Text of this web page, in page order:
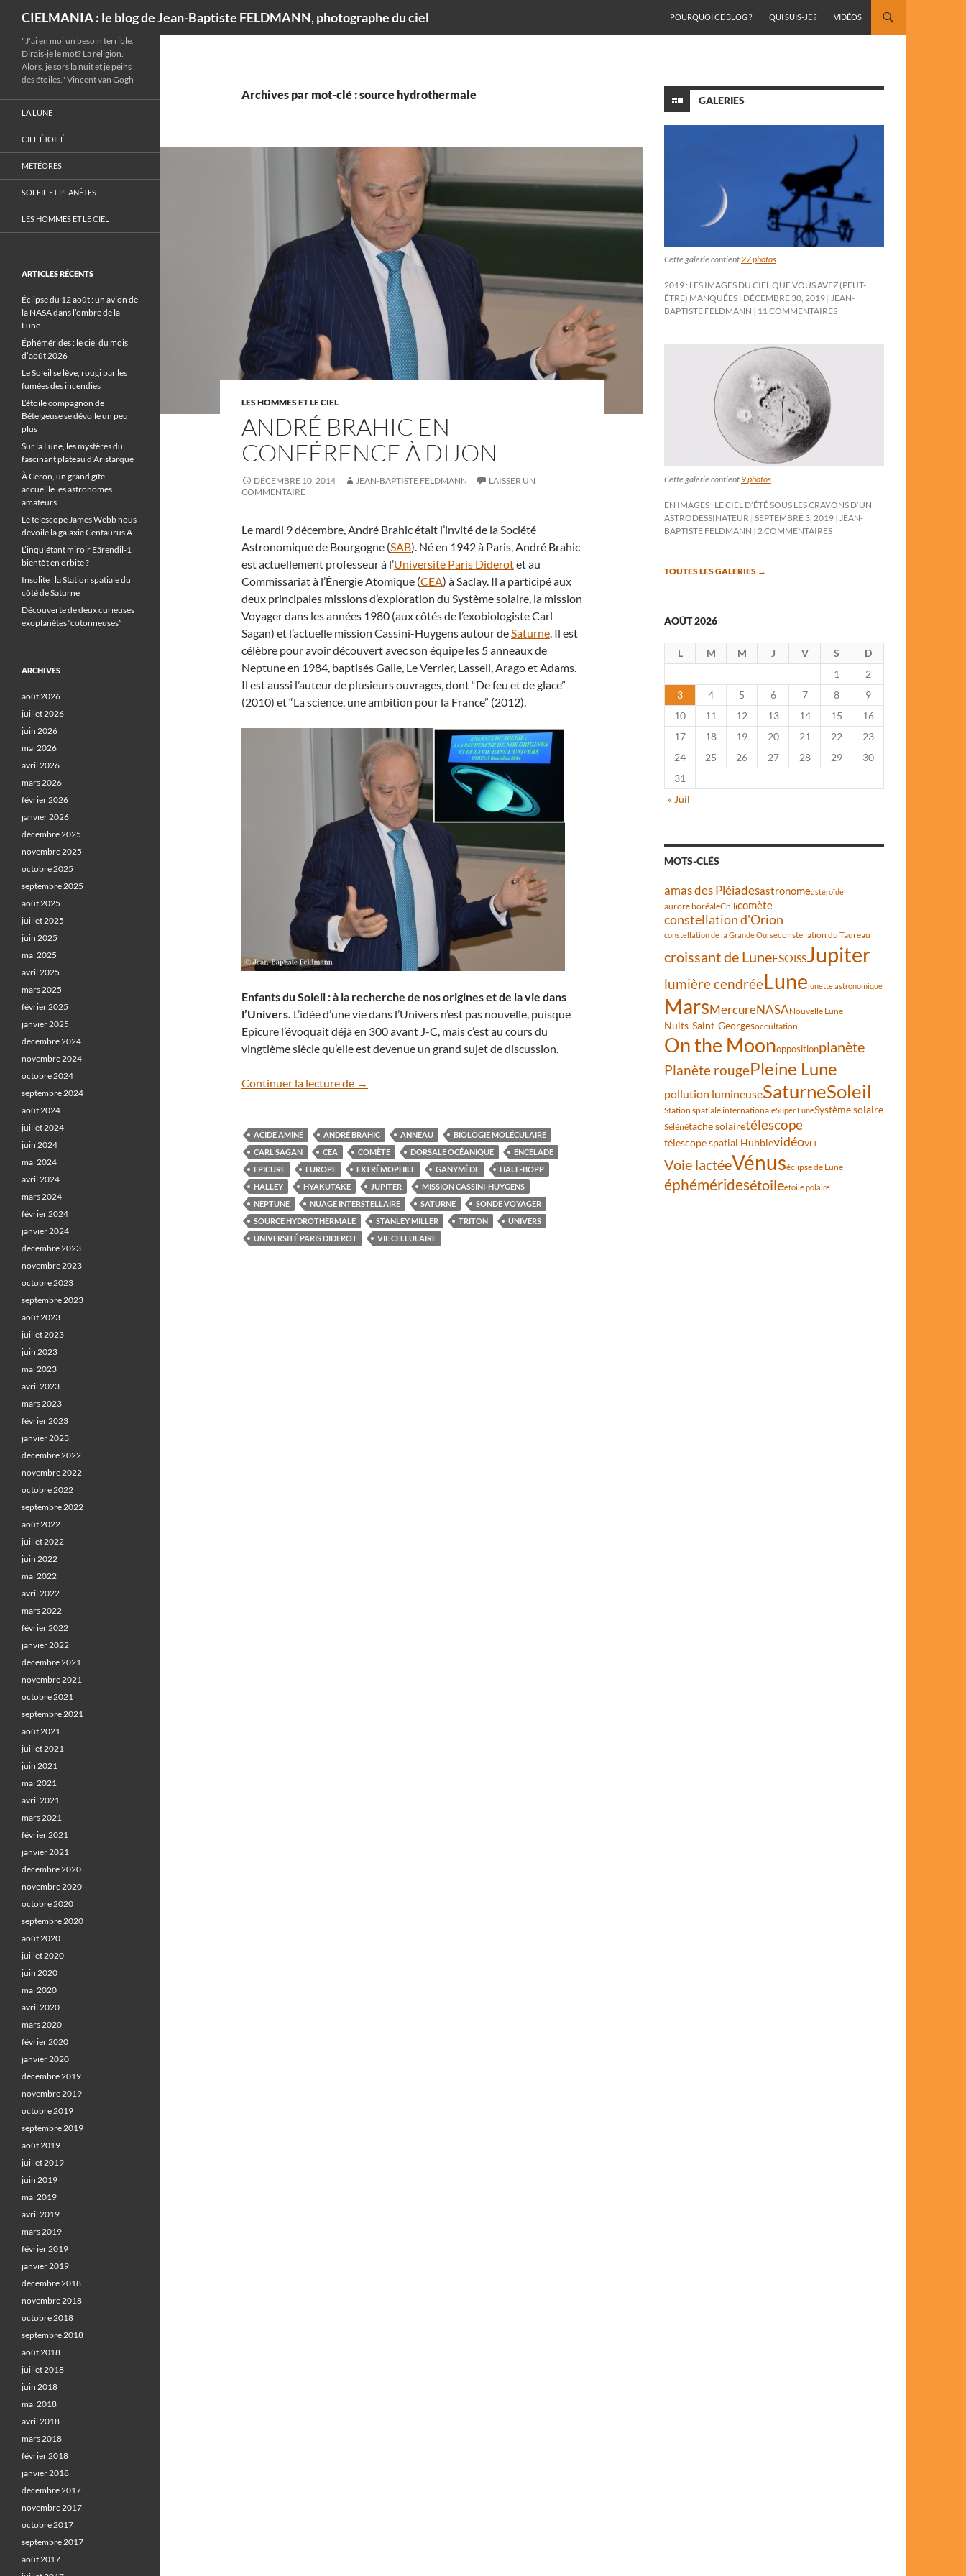
CIELMANIA : le blog de Jean-Baptiste FELDMANN, photographe du ciel
POURQUOI CE BLOG ?
QUI SUIS-JE ? VIDÉOS
Archives par mot-clé : source hydrothermale
LES HOMMES ET LE CIEL
ANDRÉ BRAHIC EN
CONFÉRENCE À DIJON
DÉCEMBRE 10, 2014 JEAN-BAPTISTE FELDMANN
LAISSER UN
COMMENTAIRE
Le mardi 9 décembre, André Brahic était l’invité de la Société
Astronomique de Bourgogne (SAB). Né en 1942 à Paris, André Brahic
est actuellement professeur à l’Université Paris Diderotet au
Commissariat à l’Énergie Atomique (CEA) à Saclay. Il a participé aux
deux principales missions d’exploration du Système solaire, la mission
Voyager dans les années 1980 (aux côtés de l’exobiologiste Carl
Sagan) et l’actuelle mission Cassini-Huygens autour deSaturne. Il est
célèbre pour avoir découvert avec son équipe les 5 anneaux de
Neptune en 1984, baptisés Galle, Le Verrier, Lassell, Arago et Adams.
Il est aussi l’auteur de plusieurs ouvrages, dont “De feu et de glace”
(2010) et “La science, une ambition pour la France” (2012).
Enfants du Soleil : à la recherche de nos origines et de la vie dans
l’Univers. L’idée d’une vie dans l’Univers n’est pas nouvelle, puisque
Epicure l’évoquait déjà en 300 avant J-C, mais c’est au cours du
vingtième siècle qu’elle est devenue un grand sujet de discussion.
Continuer la lecture de André Brahic en conférence à Dijon
→
ACIDE AMINÉ ANDRÉ BRAHIC ANNEAU
BIOLOGIE MOLÉCULAIRE
CARL SAGAN
CEA COMÈTE DORSALE OCÉANIQUE
ENCELADE
EPICURE
EUROPE EXTRÊMOPHILE GANYMÈDE
HALE-BOPP
HALLEY
HYAKUTAKE JUPITER
MISSION CASSINI-HUYGENS
NEPTUNE
NUAGE INTERSTELLAIRE SATURNE
SONDE VOYAGER
SOURCE HYDROTHERMALE
STANLEY MILLER TRITON
UNIVERS
UNIVERSITÉ PARIS DIDEROT
VIE CELLULAIRE
GALERIES
Cette galerie contient27 photos.
2019 : LES IMAGES DU CIEL QUE VOUS AVEZ (PEUT-
ÊTRE) MANQUÉES DÉCEMBRE 30, 2019 JEAN-
BAPTISTE FELDMANN
11 COMMENTAIRES
Cette galerie contient 9 photos
EN IMAGES : LE CIEL D’ÉTÉ SOUS LES CRAYONS D’UN
ASTRODESSINATEUR SEPTEMBRE 3, 2019
JEAN-
BAPTISTE FELDMANN
2 COMMENTAIRES
TOUTES LES GALERIES →
AOÛT 2026
L M M J V S
D
1
2
3
4 5 6 7 8
9
10
11 12 13 14 15
16
17
18 19 20 21 22
23
24
25 26 27 28 29
30
31
« Juil
MOTS-CLÉS
amas des Pléiadesastronomeastéroïde
aurore boréaleChilicomète
constellation d'Orion
constellation de la Grande Ourseconstellation du Taureau
croissant de LuneESOISSJupiter
lumière cendréeLunelunette astronomique
MarsMercureNASANouvelle Lune
Nuits-Saint-Georgesoccultation
On the Moonoppositionplanète
Planète rougePleine Lune
pollution lumineuseSaturneSoleil
Station spatiale internationaleSuper LuneSystème solaire
Sélénétache solairetélescope
télescope spatial HubblevidéoVLT
Voie lactéeVénuséclipse de Lune
éphéméridesétoileétoile polaire
"J'ai en moi un besoin terrible.
Dirais-je le mot? La religion.
Alors, je sors la nuit et je peins
des étoiles." Vincent van Gogh
LA LUNE
CIEL ÉTOILÉ
MÉTÉORES
SOLEIL ET PLANÈTES
LES HOMMES ET LE CIEL
ARTICLES RÉCENTS
Éclipse du 12 août : un avion de
la NASA dans l’ombre de la
Lune
Éphémérides : le ciel du mois
d’août 2026
Le Soleil se lève, rougi par les
fumées des incendies
L’étoile compagnon de
Bételgeuse se dévoile un peu
plus
Sur la Lune, les mystères du
fascinant plateau d’Aristarque
À Céron, un grand gîte
accueille les astronomes
amateurs
Le télescope James Webb nous
dévoile la galaxie Centaurus A
L’inquiétant miroir Eärendil-1
bientôt en orbite ?
Insolite : la Station spatiale du
côté de Saturne
Découverte de deux curieuses
exoplanètes “cotonneuses”
ARCHIVES
août 2026
juillet 2026
juin 2026
mai 2026
avril 2026
mars 2026
février 2026
janvier 2026
décembre 2025
novembre 2025
octobre 2025
septembre 2025
août 2025
juillet 2025
juin 2025
mai 2025
avril 2025
mars 2025
février 2025
janvier 2025
décembre 2024
novembre 2024
octobre 2024
septembre 2024
août 2024
juillet 2024
juin 2024
mai 2024
avril 2024
mars 2024
février 2024
janvier 2024
décembre 2023
novembre 2023
octobre 2023
septembre 2023
août 2023
juillet 2023
juin 2023
mai 2023
avril 2023
mars 2023
février 2023
janvier 2023
décembre 2022
novembre 2022
octobre 2022
septembre 2022
août 2022
juillet 2022
juin 2022
mai 2022
avril 2022
mars 2022
février 2022
janvier 2022
décembre 2021
novembre 2021
octobre 2021
septembre 2021
août 2021
juillet 2021
juin 2021
mai 2021
avril 2021
mars 2021
février 2021
janvier 2021
décembre 2020
novembre 2020
octobre 2020
septembre 2020
août 2020
juillet 2020
juin 2020
mai 2020
avril 2020
mars 2020
février 2020
janvier 2020
décembre 2019
novembre 2019
octobre 2019
septembre 2019
août 2019
juillet 2019
juin 2019
mai 2019
avril 2019
mars 2019
février 2019
janvier 2019
décembre 2018
novembre 2018
octobre 2018
septembre 2018
août 2018
juillet 2018
juin 2018
mai 2018
avril 2018
mars 2018
février 2018
janvier 2018
décembre 2017
novembre 2017
octobre 2017
septembre 2017
août 2017